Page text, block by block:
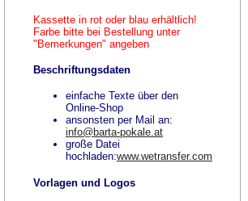
Kassette in rot oder blau erhältlich!
Farbe bitte bei Bestellung unter
"Bemerkungen" angeben
Beschriftungsdaten
einfache Texte über den
Online-Shop
ansonsten per Mail an:
info@barta-pokale.at
große Datei
hochladen:www.wetransfer.com
Vorlagen und Logos